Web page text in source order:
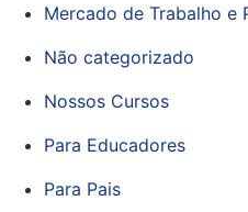
Mercado de Trabalho e
Não categorizado
Nossos Cursos
Para Educadores
Para Pais